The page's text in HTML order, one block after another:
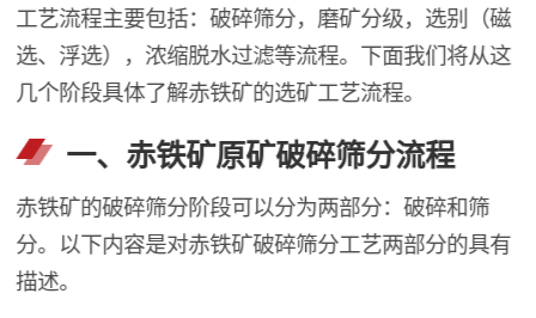
工艺流程主要包括：破碎筛分，磨矿分级，选别（磁
选、浮选），浓缩脱水过滤等流程。下面我们将从这
几个阶段具体了解赤铁矿的选矿工艺流程。
一、赤铁矿原矿破碎筛分流程
赤铁矿的破碎筛分阶段可以分为两部分：破碎和筛
分。以下内容是对赤铁矿破碎筛分工艺两部分的具有
描述。